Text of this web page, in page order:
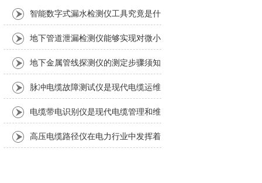
智能数字式漏水检测仪工具究竟是什
么？ 地下管道泄漏检测仪能够实现对微小
泄漏的准确定位
地下金属管线探测仪的测定步骤须知
脉冲电缆故障测试仪是现代电缆运维
中不可少的工具
电缆带电识别仪是现代电缆管理和维
护中不可少的重要工具
高压电缆路径仪在电力行业中发挥着